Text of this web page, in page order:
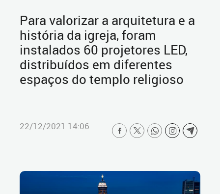
Para valorizar a arquitetura e a
história da igreja, foram
instalados 60 projetores LED,
distribuídos em diferentes
espaços do templo religioso
22/12/2021 14:06